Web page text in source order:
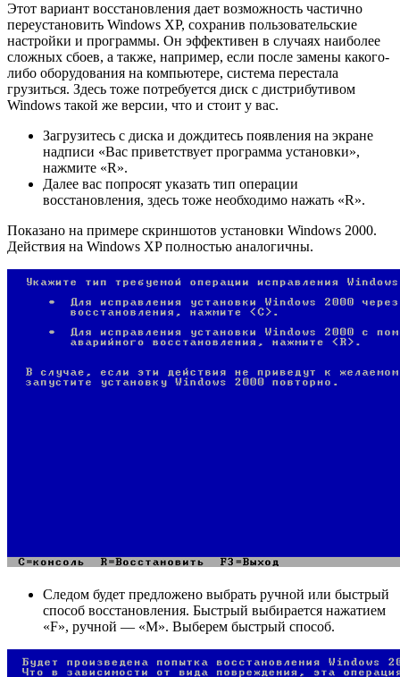
Этот вариант восстановления дает возможность частично
переустановить Windows XP, сохранив пользовательские
настройки и программы. Он эффективен в случаях наиболее
сложных сбоев, а также, например, если после замены какого-
либо оборудования на компьютере, система перестала
грузиться. Здесь тоже потребуется диск с дистрибутивом
Windows такой же версии, что и стоит у вас.
Загрузитесь с диска и дождитесь появления на экране
надписи «Вас приветствует программа установки»,
нажмите «R».
Далее вас попросят указать тип операции
восстановления, здесь тоже необходимо нажать «R».
Показано на примере скриншотов установки Windows 2000.
Действия на Windows XP полностью аналогичны.
Следом будет предложено выбрать ручной или быстрый
способ восстановления. Быстрый выбирается нажатием
«F», ручной — «М». Выберем быстрый способ.